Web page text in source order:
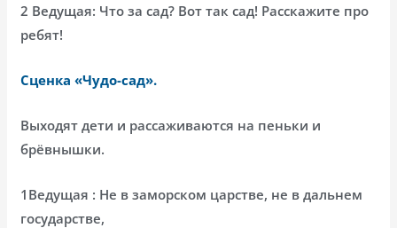
2 Ведущая: Что за сад? Вот так сад! Расскажите про
ребят!
Сценка «Чудо-сад».
Выходят дети и рассаживаются на пеньки и
брёвнышки.
1Ведущая : Не в заморском царстве, не в дальнем
государстве,